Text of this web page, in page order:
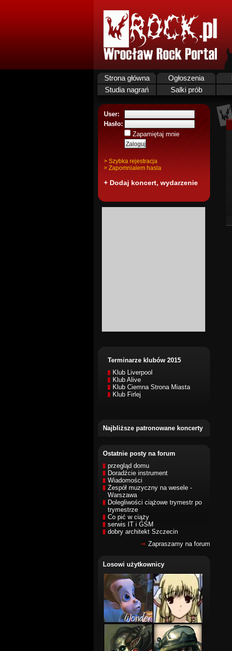
Strona główna Ogłoszenia
Studia nagrań
Salki prób
User:
Hasło:
Zapamiętaj mnie
> Szybka rejestracja
> Zapomnialem hasla
+ Dodaj koncert, wydarzenie
Terminarze klubów 2015
Klub Liverpool
Klub Alive
Klub Ciemna Strona Miasta
Klub Firlej
Najbliższe patronowane koncerty
Ostatnie posty na forum
przegląd domu
Doradźcie instrument
Wiadomości
Zespół muzyczny na wesele -
Warszawa
Dolegliwości ciążowe trymestr po
trymestrze
Co pić w ciąży
serwis IT i GSM
dobry architekt Szczecin
Zapraszamy na forum
Losowi użytkownicy